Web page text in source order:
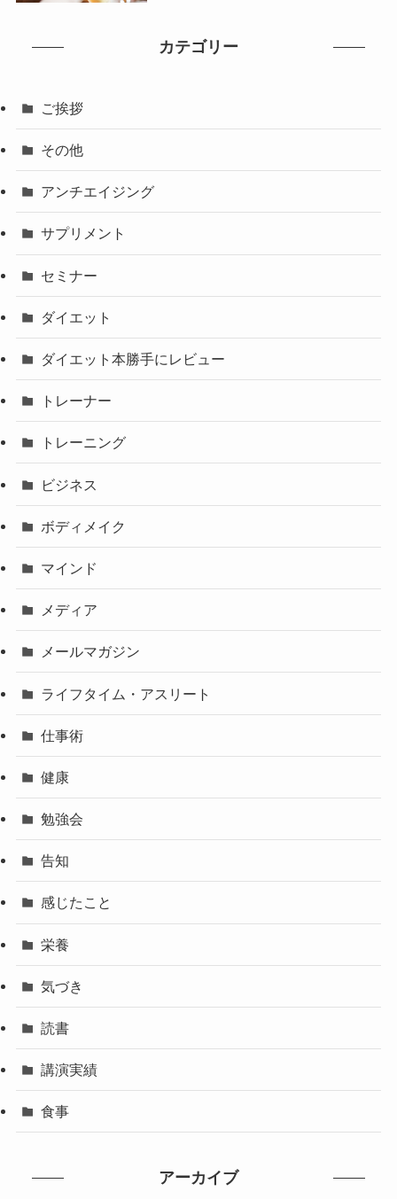
カテゴリー
ご挨拶
その他
アンチエイジング
サプリメント
セミナー
ダイエット
ダイエット本勝手にレビュー
トレーナー
トレーニング
ビジネス
ボディメイク
マインド
メディア
メールマガジン
ライフタイム・アスリート
仕事術
健康
勉強会
告知
感じたこと
栄養
気づき
読書
講演実績
食事
アーカイブ